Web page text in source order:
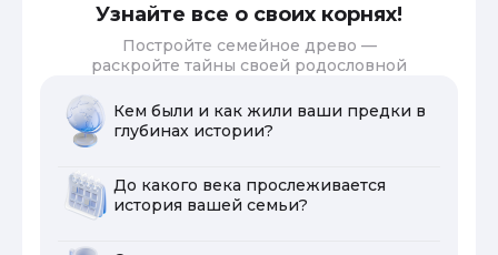
Узнайте все о своих корнях!
Постройте семейное древо —
раскройте тайны своей родословной
Кем были и как жили ваши предки в
глубинах истории?
До какого века прослеживается
история вашей семьи?